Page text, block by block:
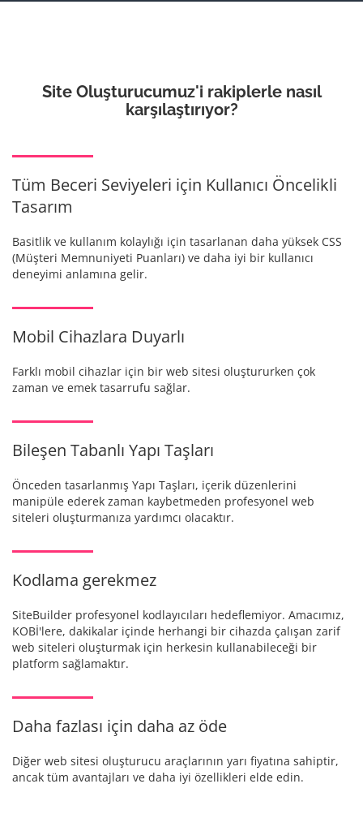
Site Oluşturucumuz'i rakiplerle nasıl
karşılaştırıyor?
Tüm Beceri Seviyeleri için Kullanıcı Öncelikli
Tasarım
Basitlik ve kullanım kolaylığı için tasarlanan daha yüksek CSS
(Müşteri Memnuniyeti Puanları) ve daha iyi bir kullanıcı
deneyimi anlamına gelir.
Mobil Cihazlara Duyarlı
Farklı mobil cihazlar için bir web sitesi oluştururken çok
zaman ve emek tasarrufu sağlar.
Bileşen Tabanlı Yapı Taşları
Önceden tasarlanmış Yapı Taşları, içerik düzenlerini
manipüle ederek zaman kaybetmeden profesyonel web
siteleri oluşturmanıza yardımcı olacaktır.
Kodlama gerekmez
SiteBuilder profesyonel kodlayıcıları hedeflemiyor. Amacımız,
KOBİ'lere, dakikalar içinde herhangi bir cihazda çalışan zarif
web siteleri oluşturmak için herkesin kullanabileceği bir
platform sağlamaktır.
Daha fazlası için daha az öde
Diğer web sitesi oluşturucu araçlarının yarı fiyatına sahiptir,
ancak tüm avantajları ve daha iyi özellikleri elde edin.